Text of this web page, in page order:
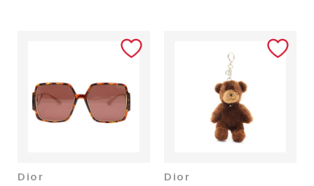
Dior Dior